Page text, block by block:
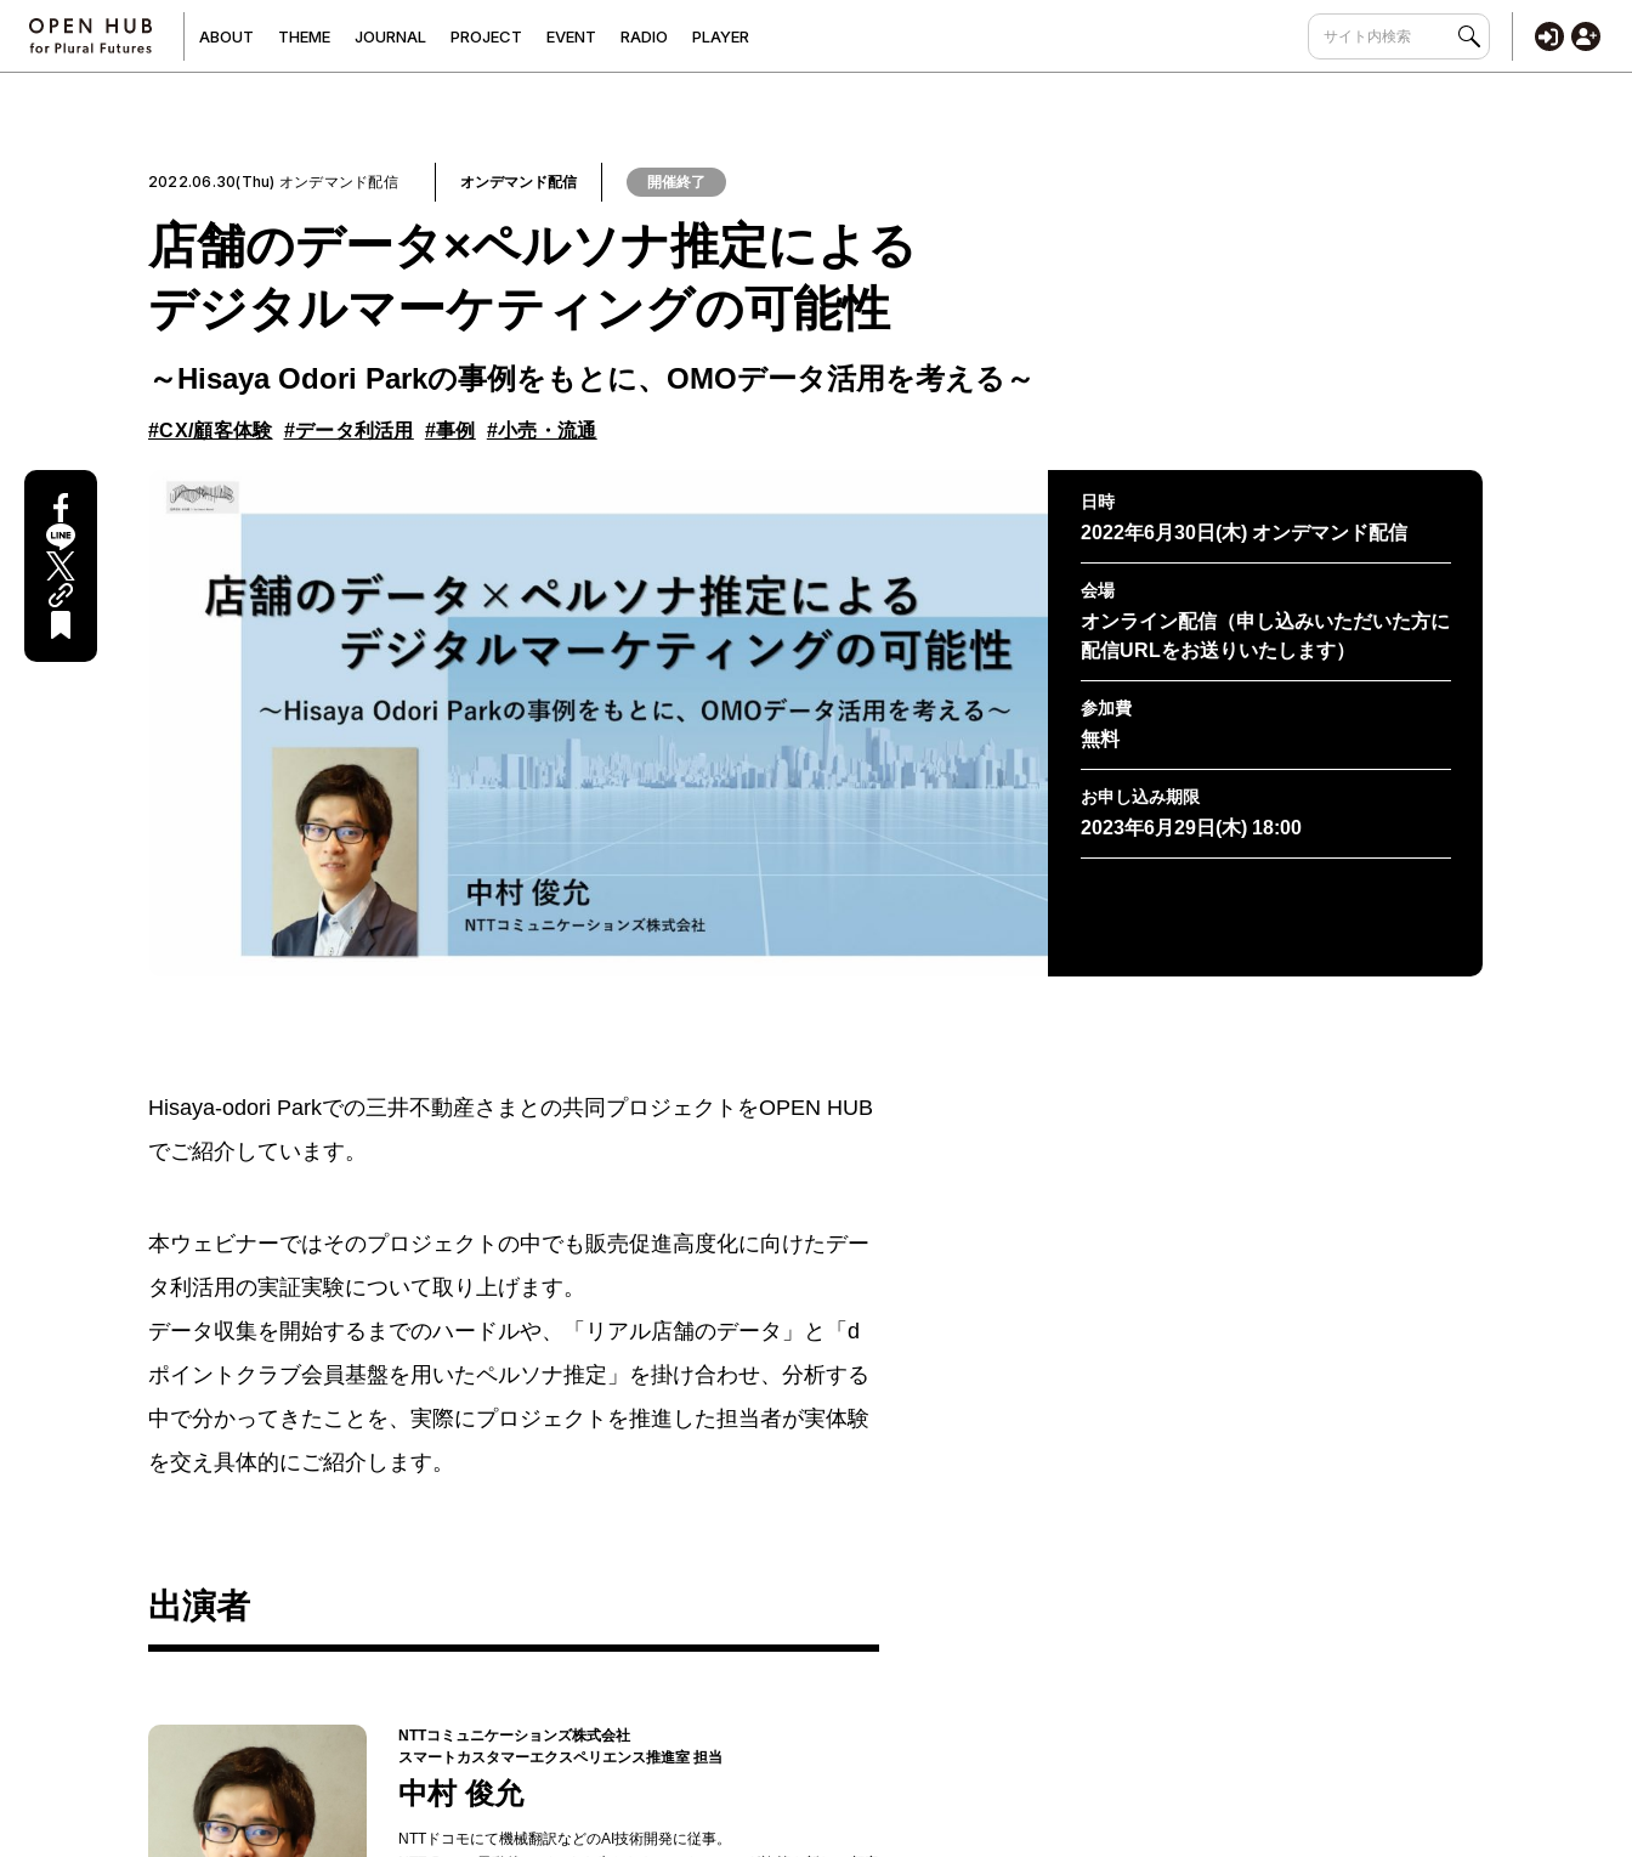
ABOUT THEME JOURNAL PROJECT EVENT RADIO PLAYER
2022.06.30(Thu) オンデマンド配信 オンデマンド配信 開催終了
店舗のデータ×ペルソナ推定による
デジタルマーケティングの可能性
～Hisaya Odori Parkの事例をもとに、OMOデータ活用を考える～
#CX/顧客体験 #データ利活用 #事例 #小売・流通
日時
2022年6月30日(木) オンデマンド配信
会場
オンライン配信（申し込みいただいた方に
配信URLをお送りいたします）
参加費
無料
お申し込み期限
2023年6月29日(木) 18:00
Hisaya-odori Parkでの三井不動産さまとの共同プロジェクトをOPEN HUB
でご紹介しています。
本ウェビナーではそのプロジェクトの中でも販売促進高度化に向けたデー
タ利活用の実証実験について取り上げます。
データ収集を開始するまでのハードルや、「リアル店舗のデータ」と「d
ポイントクラブ会員基盤を用いたペルソナ推定」を掛け合わせ、分析する
中で分かってきたことを、実際にプロジェクトを推進した担当者が実体験
を交え具体的にご紹介します。
出演者
NTTコミュニケーションズ株式会社
スマートカスタマーエクスペリエンス推進室 担当
中村 俊允
NTTドコモにて機械翻訳などのAI技術開発に従事。